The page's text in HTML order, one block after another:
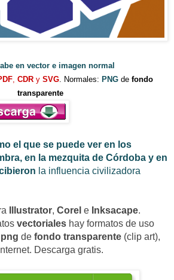
en vector e imagen normal
CDR y SVG . Normales: PNG de fondo
transparente
el que se puede ver en los
en la mezquita de Córdoba y en
la influencia civilizadora
Illustrator, Corel e Inksacape.
vectoriales hay formatos de uso
png de fondo transparente (clip art),
Internet. Descarga gratis.